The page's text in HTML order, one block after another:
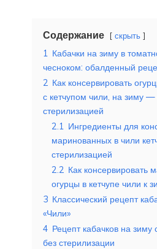
Содержание скрыть
1 Кабачки на зиму в
чесноком: обалденный
2 Как консервировать
с кетчупом чили, на зиму
стерилизацией
2.1 Ингредиенты для
маринованных в чили
стерилизацией
2.2 Как консервировать
огурцы в кетчупе чили к
3 Классический рецепт
«Чили»
4 Рецепт кабачков на зиму
без стерилизации